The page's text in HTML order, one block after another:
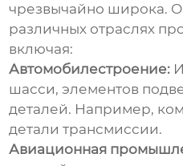
чрезвычайно широка.
различных отраслях
включая:
Автомобилестроение:
шасси, элементов
деталей. Например,
детали трансмиссии.
Авиационная